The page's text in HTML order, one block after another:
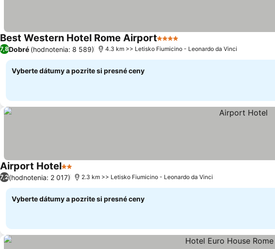
Best Western Hotel Rome Airport4 Počet hviezdičiek
7,8Dobré (hodnotenia: 8 589) 4.3 km >> Letisko Fiumicino - Leonardo da Vinci
Vyberte dátumy a pozrite si presné ceny
Airport Hotel2 Počet hviezdičiek
7,2(hodnotenia: 2 017) 2.3 km >> Letisko Fiumicino - Leonardo da Vinci
Vyberte dátumy a pozrite si presné ceny